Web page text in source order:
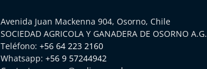
Avenida Juan Mackenna 904, Osorno, Chile
SOCIEDAD AGRICOLA Y GANADERA DE OSORNO A.G.
Teléfono: +56 64 223 2160
Whatsapp: +56 9 57244942